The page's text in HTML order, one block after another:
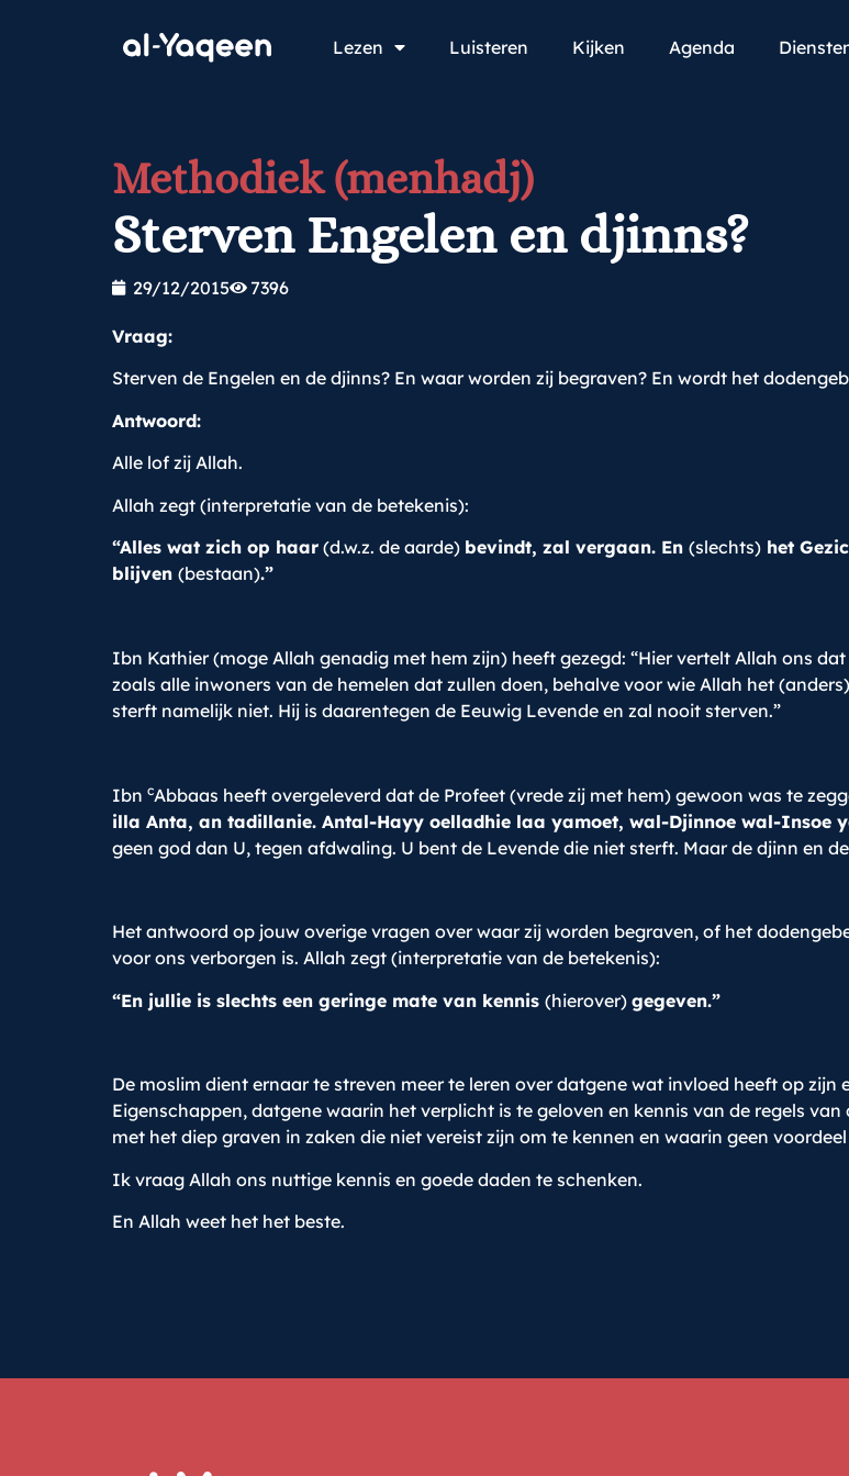
Lezen Luisteren Kijken Agenda
Methodiek (menhadj)
Sterven Engelen en djinns?
29/12/2015 7396
Vraag:
Sterven de Engelen en de djinns? En waar worden zij begraven? En wordt het
Antwoord:
Alle lof zij Allah.
Allah zegt (interpretatie van de betekenis):
“Alles wat zich op haar (d.w.z. de aarde) bevindt, zal vergaan. En (slechts) het
blijven (bestaan).”
Ibn Kathier (moge Allah genadig met hem zijn) heeft gezegd: “Hier vertelt Allah ons
zoals alle inwoners van de hemelen dat zullen doen, behalve voor wie Allah het
sterft namelijk niet. Hij is daarentegen de Eeuwig Levende en zal nooit sterven.”
Ibn cAbbaas heeft overgeleverd dat de Profeet (vrede zij met hem) gewoon was te
illa Anta, an tadillanie. Antal-Hayy oelladhie laa yamoet, wal-Djinnoe wal-Insoe
geen god dan U, tegen afdwaling. U bent de Levende die niet sterft. Maar de djinn en
Het antwoord op jouw overige vragen over waar zij worden begraven, of het
voor ons verborgen is. Allah zegt (interpretatie van de betekenis):
“En jullie is slechts een geringe mate van kennis (hierover) gegeven.”
De moslim dient ernaar te streven meer te leren over datgene wat invloed heeft op
Eigenschappen, datgene waarin het verplicht is te geloven en kennis van de regels
met het diep graven in zaken die niet vereist zijn om te kennen en waarin geen
Ik vraag Allah ons nuttige kennis en goede daden te schenken.
En Allah weet het het beste.